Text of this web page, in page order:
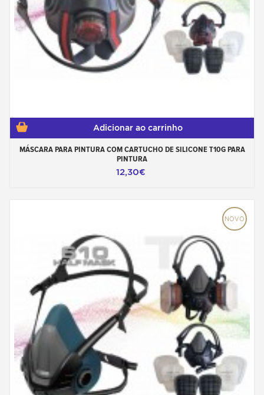
Adicionar ao carrinho
MÁSCARA PARA PINTURA COM CARTUCHO DE SILICONE T10G PARA
PINTURA
12,30€
NOVO